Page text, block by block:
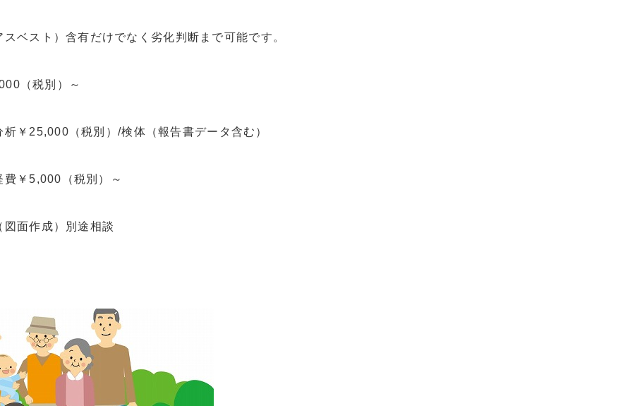
スベスト）含有だけでなく劣化判断まで可能です。
（税別）～
析￥25,000（税別）/検体（報告書データ含む）
費￥5,000（税別）～
図面作成）別途相談